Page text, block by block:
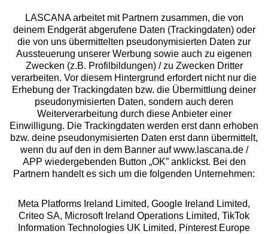
besondere Stunden ebenso geeignet sind wie für das
Tragen im Alltag.
s. Oliver
Vivance
Petit Fleur
Calvin Klein
* Mo - Fr: 08 - 20 Uhr; Sa: 09 - 17 Uhr; So: 09 - 14 Uhr.
Zahlarten
Rechnung **
Online-Überweisung
Ratenkauf **
Versandart
LASCANA arbeitet mit Partnern zusammen, die von
deinem Endgerät abgerufene Daten (Trackingdaten) oder
die von uns übermittelten pseudonymisierten Daten zur
Aussteuerung unserer Werbung sowie auch zu eigenen
Zwecken (z.B. Profilbildungen) / zu Zwecken Dritter
verarbeiten. Vor diesem Hintergrund erfordert nicht nur die
Erhebung der Trackingdaten bzw. die Übermittlung deiner
pseudonymisierten Daten, sondern auch deren
Weiterverarbeitung durch diese Anbieter einer
Einwilligung. Die Trackingdaten werden erst dann erhoben
bzw. deine pseudonymisierten Daten erst dann übermittelt,
wenn du auf den in dem Banner auf www.lascana.de /
APP wiedergebenden Button „OK” anklickst. Bei den
Partnern handelt es sich um die folgenden Unternehmen:
Meta Platforms Ireland Limited, Google Ireland Limited,
Criteo SA, Microsoft Ireland Operations Limited, TikTok
Information Technologies UK Limited, Pinterest Europe